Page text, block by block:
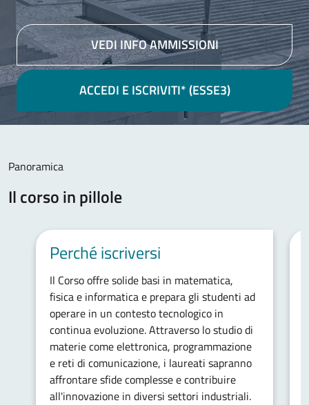
VEDI INFO AMMISSIONI
ACCEDI E ISCRIVITI* (ESSE3)
Panoramica
Il corso in pillole
Perché iscriversi
Il Corso offre solide basi in matematica,
fisica e informatica e prepara gli studenti ad
operare in un contesto tecnologico in
continua evoluzione. Attraverso lo studio di
materie come elettronica, programmazione
e reti di comunicazione, i laureati sapranno
affrontare sfide complesse e contribuire
all'innovazione in diversi settori industriali.